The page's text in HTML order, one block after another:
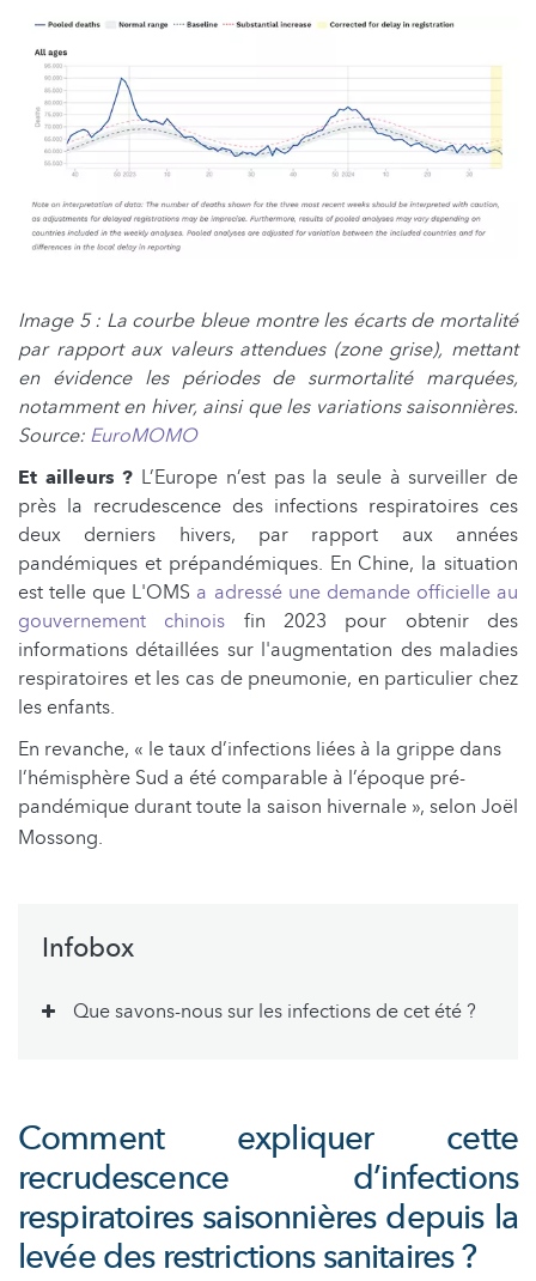
Image 5 : La courbe bleue montre les écarts de mortalité
par rapport aux valeurs attendues (zone grise), mettant
en évidence les périodes de surmortalité marquées,
notamment en hiver, ainsi que les variations saisonnières.
Source: EuroMOMO
Et ailleurs ? L’Europe n’est pas la seule à surveiller de
près la recrudescence des infections respiratoires ces
deux derniers hivers, par rapport aux années
pandémiques et prépandémiques. En Chine, la situation
est telle que L'OMS a adressé une demande officielle au
gouvernement chinois fin 2023 pour obtenir des
informations détaillées sur l'augmentation des maladies
respiratoires et les cas de pneumonie, en particulier chez
les enfants.
En revanche, « le taux d’infections liées à la grippe dans
l’hémisphère Sud a été comparable à l’époque pré-
pandémique durant toute la saison hivernale », selon Joël
Mossong.
Infobox
Que savons-nous sur les infections de cet été ?
Comment expliquer cette
recrudescence d’infections
respiratoires saisonnières depuis la
levée des restrictions sanitaires ?